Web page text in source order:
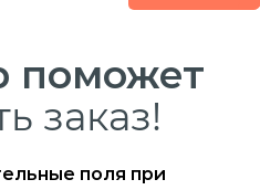
поможет
заказ!
поля при